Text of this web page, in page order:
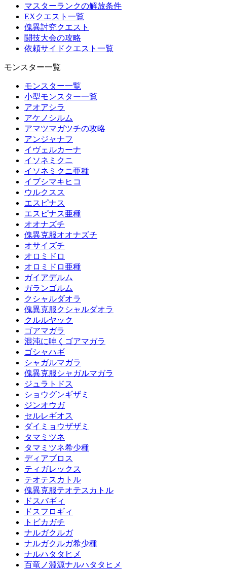
マスターランクの解放条件
EXクエスト一覧
傀異討究クエスト
闘技大会の攻略
依頼サイドクエスト一覧
モンスター一覧
モンスター一覧
小型モンスター一覧
アオアシラ
アケノシルム
アマツマガツチの攻略
アンジャナフ
イヴェルカーナ
イソネミクニ
イソネミクニ亜種
イブシマキヒコ
ウルクスス
エスピナス
エスピナス亜種
オオナズチ
傀異克服オオナズチ
オサイズチ
オロミドロ
オロミドロ亜種
ガイアデルム
ガランゴルム
クシャルダオラ
傀異克服クシャルダオラ
クルルヤック
ゴアマガラ
混沌に呻くゴアマガラ
ゴシャハギ
シャガルマガラ
傀異克服シャガルマガラ
ジュラトドス
ショウグンギザミ
ジンオウガ
セルレギオス
ダイミョウザザミ
タマミツネ
タマミツネ希少種
ディアブロス
ティガレックス
テオテスカトル
傀異克服テオテスカトル
ドスバギィ
ドスフロギィ
トビカガチ
ナルガクルガ
ナルガクルガ希少種
ナルハタタヒメ
百竜ノ淵源ナルハタタヒメ